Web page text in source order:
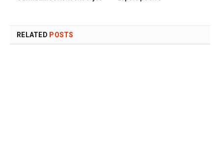
RELATED POSTS